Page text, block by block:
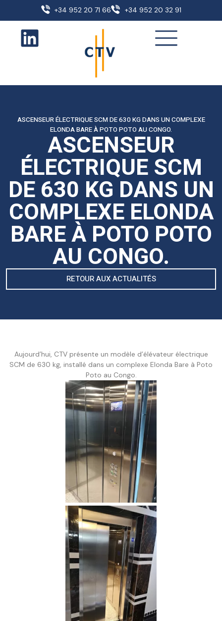
+34 952 20 71 66 +34 952 20 32 91
ASCENSEUR ÉLECTRIQUE SCM DE 630 KG DANS UN COMPLEXE
ELONDA BARE À POTO POTO AU CONGO.
ASCENSEUR
ÉLECTRIQUE SCM
DE 630 KG DANS UN
COMPLEXE ELONDA
BARE À POTO POTO
AU CONGO.
RETOUR AUX ACTUALITÉS
Aujourd’hui, CTV présente un modèle d’élévateur électrique
SCM de 630 kg, installé dans un complexe Elonda Bare à Poto
Poto au Congo.